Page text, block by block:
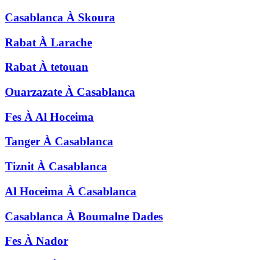
Casablanca À Skoura
Rabat À Larache
Rabat À tetouan
Ouarzazate À Casablanca
Fes À Al Hoceima
Tanger À Casablanca
Tiznit À Casablanca
Al Hoceima À Casablanca
Casablanca À Boumalne Dades
Fes À Nador